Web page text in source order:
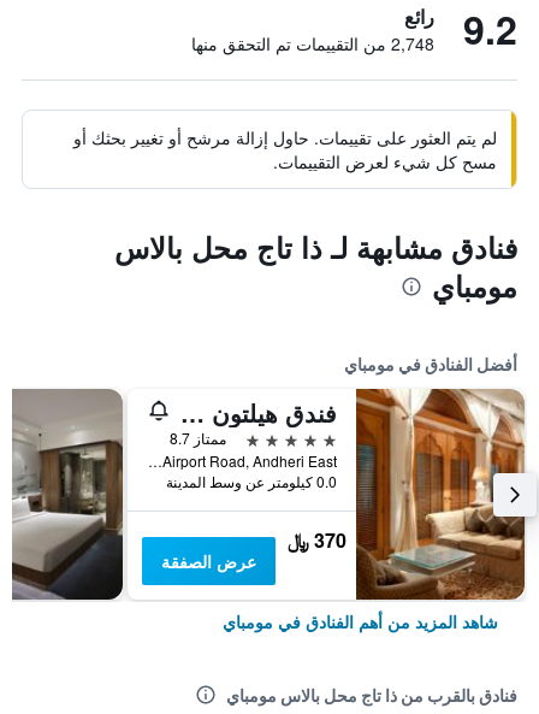
9.2 رائع
2,748 من التقييمات تم التحقق منها
لم يتم العثور على تقييمات. حاول إزالة مرشح أو تغيير بحثك أو
مسح كل شيء لعرض التقييمات.
فنادق مشابهة لـ ذا تاج محل بالاس
مومباي
أفضل الفنادق في مومباي
فندق هيلتون مومباي إنترناشيونال اير بورت
5 نجوم
ممتاز 8.7
Sahar Airport Road, Andheri East, مومباي, الهند
0.0 كيلومتر عن وسط المدينة
370 ﷼
عرض الصفقة
شاهد المزيد من أهم الفنادق في مومباي
فنادق بالقرب من ذا تاج محل بالاس مومباي